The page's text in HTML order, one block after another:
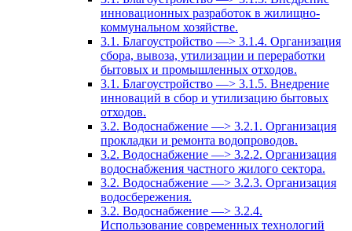
инновационных разработок в жилищно-
коммунальном хозяйстве.
3.1. Благоустройство —> 3.1.4. Организация
сбора, вывоза, утилизации и переработки
бытовых и промышленных отходов.
3.1. Благоустройство —> 3.1.5. Внедрение
инноваций в сбор и утилизацию бытовых
отходов.
3.2. Водоснабжение —> 3.2.1. Организация
прокладки и ремонта водопроводов.
3.2. Водоснабжение —> 3.2.2. Организация
водоснабжения частного жилого сектора.
3.2. Водоснабжение —> 3.2.3. Организация
водосбережения.
3.2. Водоснабжение —> 3.2.4.
Использование современных технологий